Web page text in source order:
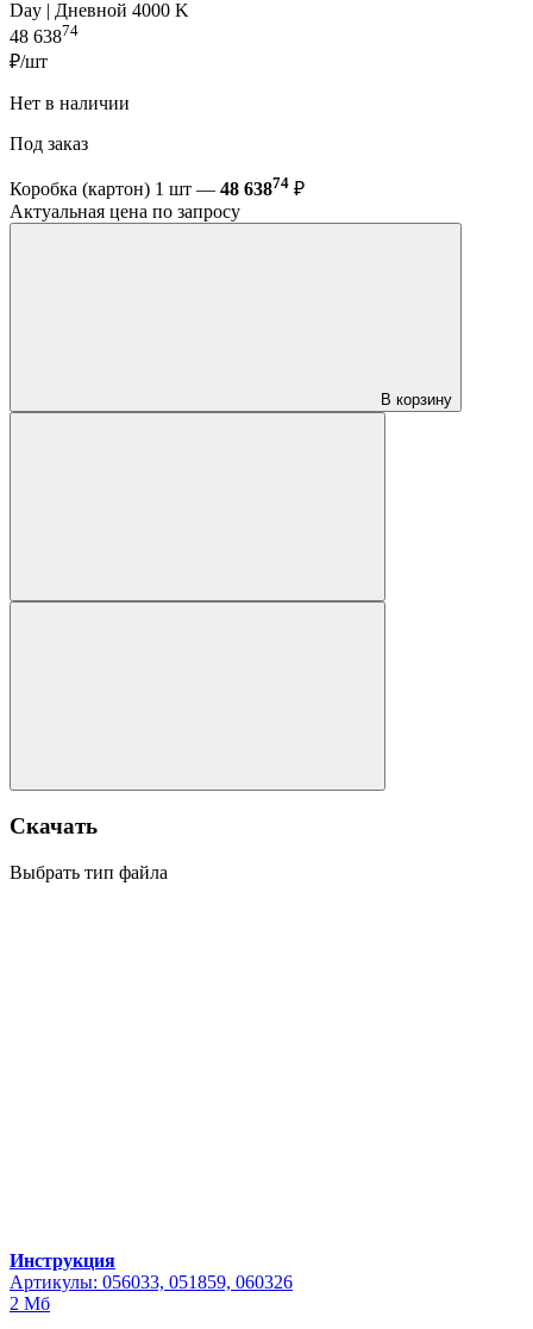
Day | Дневной 4000 K
48 63874
₽/шт
Нет в наличии
Под заказ
Коробка (картон) 1 шт — 48 63874 ₽
Актуальная цена по запросу
В корзину
Скачать
Выбрать тип файла
Инструкция
Артикулы: 056033, 051859, 060326
2 Мб